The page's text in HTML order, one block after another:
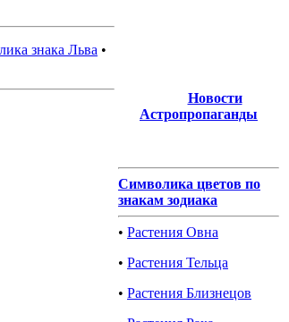
знака Льва •
Новости
Астропропаганды
Символика цветов по
знакам зодиака
• Растения Овна
• Растения Тельца
• Растения Близнецов